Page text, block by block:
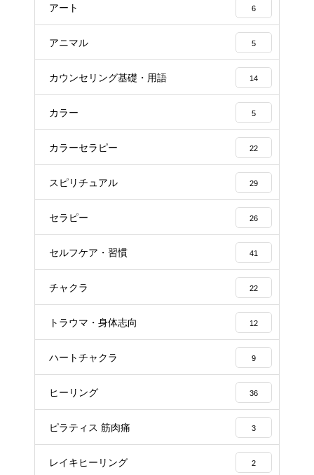
アート 6
アニマル 5
カウンセリング基礎・用語 14
カラー 5
カラーセラピー 22
スピリチュアル 29
セラピー 26
セルフケア・習慣 41
チャクラ 22
トラウマ・身体志向 12
ハートチャクラ 9
ヒーリング 36
ピラティス 筋肉痛 3
レイキヒーリング 2